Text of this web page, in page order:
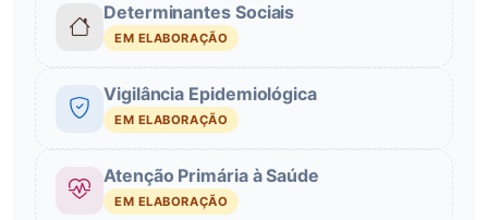
Determinantes Sociais
EM ELABORAÇÃO
Vigilância Epidemiológica
EM ELABORAÇÃO
Atenção Primária à Saúde
EM ELABORAÇÃO